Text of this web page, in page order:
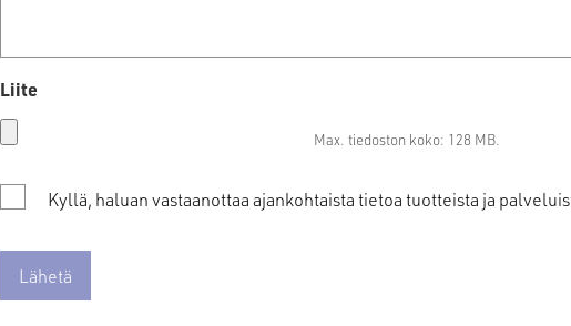
Liite
Max. tiedoston koko: 128 MB.
SuostumusKyllä, haluan vastaanottaa ajankohtaista tietoa tuotteista ja